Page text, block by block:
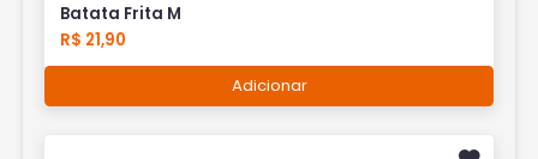
Batata Frita M
R$ 21,90
Adicionar